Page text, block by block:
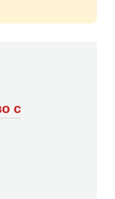
с